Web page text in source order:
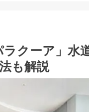
クーア」水
も解説